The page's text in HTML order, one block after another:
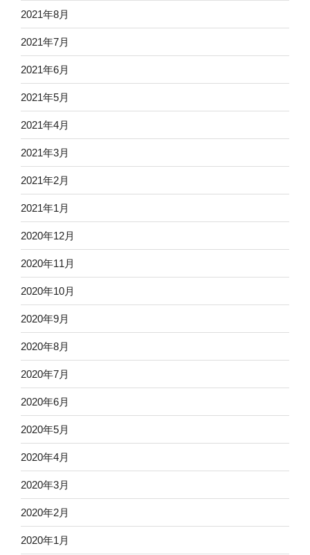
2021年8月
2021年7月
2021年6月
2021年5月
2021年4月
2021年3月
2021年2月
2021年1月
2020年12月
2020年11月
2020年10月
2020年9月
2020年8月
2020年7月
2020年6月
2020年5月
2020年4月
2020年3月
2020年2月
2020年1月